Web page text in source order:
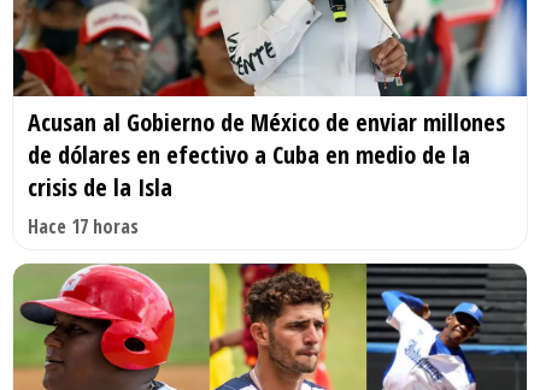
Acusan al Gobierno de México de enviar millones
de dólares en efectivo a Cuba en medio de la
crisis de la Isla
Hace 17 horas